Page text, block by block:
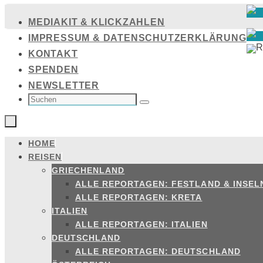
Inhalt
springen
MEDIAKIT & KLICKZAHLEN
IMPRESSUM & DATENSCHUTZERKLÄRUNG
KONTAKT
SPENDEN
NEWSLETTER
SUCHEN
NACH: Suchen
Zum
Inhalt
springen
HOME
REISEN
GRIECHENLAND
ALLE REPORTAGEN: FESTLAND &
ALLE REPORTAGEN: KRETA
ITALIEN
ALLE REPORTAGEN: ITALIEN
DEUTSCHLAND
ALLE REPORTAGEN: DEUTSCHLAND